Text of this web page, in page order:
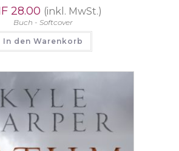
28.00 (inkl. MwSt.)
Buch - Softcover
In den Warenkorb